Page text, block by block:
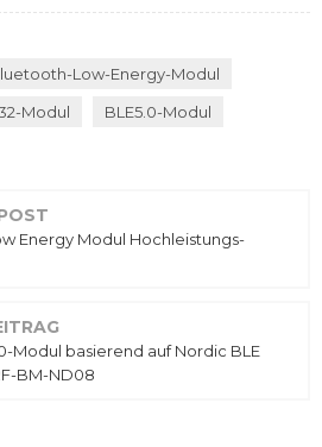
Low-Energy-Modul
Modul
BLE5.0-Modul
Energy Modul Hochleistungs-
Modul basierend auf Nordic BLE
BM-ND08